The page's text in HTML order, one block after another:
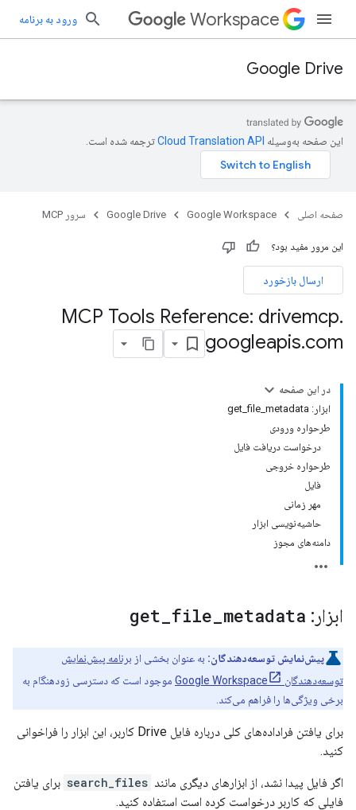
Workspace ورود به برنامه
Google Drive
این صفحه به‌وسیله ترجمه شده است.
صفحه اصلی Google Workspace
Google Drive سرور MCP
این مرور مفید بود؟
ارسال بازخورد
MCP Tools Reference: drivemcp.
googleapis.com
در این صفحه
ابزار: get_file_metadata
طرحواره ورودی
درخواست دریافت فایل
طرحواره خروجی
فایل
مهر زمانی
حاشیه‌نویسی ابزار
دامنه‌های مجوز
ابزار: get file metadata
پیش‌نمایش توسعه‌دهندگان: به عنوان بخشی از برنامه پیش‌نمایش
توسعه‌دهندگان Google Workspace
موجود است که دسترسی زودهنگام به
برخی ویژگی‌ها را فراهم می‌کند.
برای یافتن فراداده‌های کلی درباره فایل Drive کاربر، این ابزار را فراخوانی
کنید.
اگر فایل پیدا نشد، از ابزارهای دیگری مانند search_files برای یافتن
فایلی که کاربر درخواست کرده است استفاده کنید.